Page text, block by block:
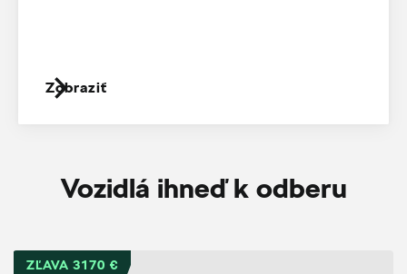
Zobraziť
Vozidlá ihneď k odberu
ZĽAVA 3170 €